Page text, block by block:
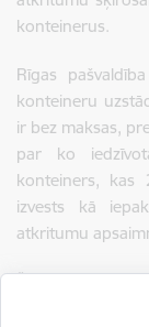
konteinerus.
Rīgas
konteineru
ir bez maksas,
par ko
konteiners, kas
izvests kā
atkritumu
Šķirojot vieglo
2021. gadā ir